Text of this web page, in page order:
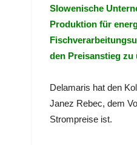
Slowenische
Produktion für
den Preisanstieg zu
Delamaris hat den
Janez Rebec, dem
Strompreise ist.